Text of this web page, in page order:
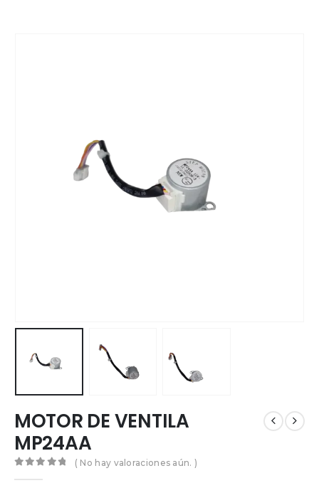
MOTOR DE VENTILA
MP24AA
( No hay valoraciones aún. )